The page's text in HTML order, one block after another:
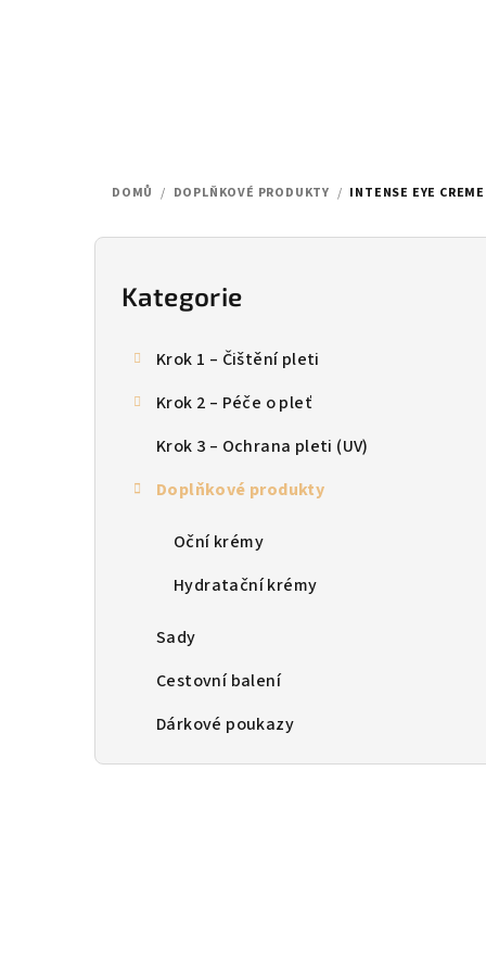
DOMŮ / DOPLŇKOVÉ PRODUKTY / INTENSE EYE CREME
P
e
Přeskočit
kategorie
Kategorie
Krok 1 – Čištění pleti
Krok 2 – Péče o pleť
Krok 3 – Ochrana pleti (UV)
Doplňkové produkty
Oční krémy
Hydratační krémy
Sady
Cestovní balení
Dárkové poukazy